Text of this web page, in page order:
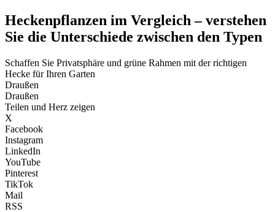
Heckenpflanzen im Vergleich – verstehen
Sie die Unterschiede zwischen den Typen
Schaffen Sie Privatsphäre und grüne Rahmen mit der richtigen
Hecke für Ihren Garten
Draußen
Draußen
Teilen und Herz zeigen
X
Facebook
Instagram
LinkedIn
YouTube
Pinterest
TikTok
Mail
RSS